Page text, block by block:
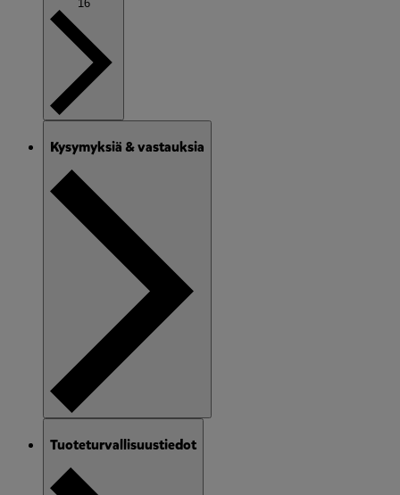
16
Kysymyksiä & vastauksia
Tuoteturvallisuustiedot